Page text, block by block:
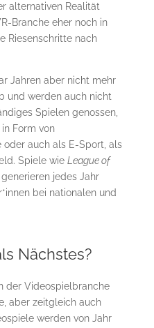
alternativen Realität
Branche eher noch in
Riesenschritte nach
Jahren aber nicht mehr
und werden auch nicht
Spielen genossen,
Form von
oder auch als E-Sport, als
Spiele wie League of
generieren jedes Jahr
bei nationalen und
Nächstes?
der Videospielbranche
aber zeitgleich auch
werden von Jahr